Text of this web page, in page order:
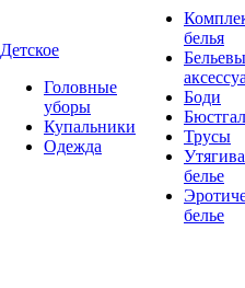
Детское
Головные
уборы
Купальники
Одежда
белья
Боди
Трусы
белье
белье